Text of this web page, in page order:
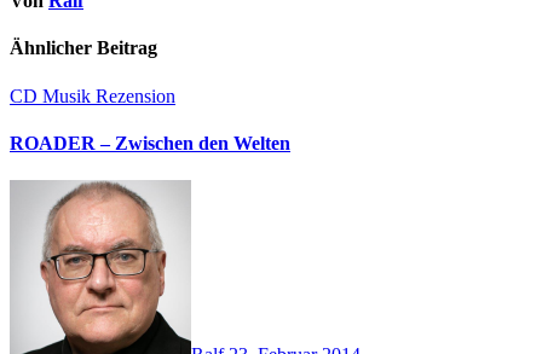
Ähnlicher Beitrag
CD Musik Rezension
ROADER – Zwischen den Welten